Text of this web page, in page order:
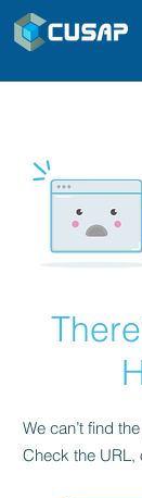
We can’t find
Check the URL,